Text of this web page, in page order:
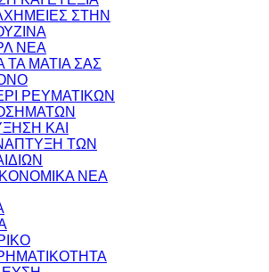
ΣΤΗΝ
ΝEA
ΤΑ ΜΑΤΙΑ ΣΑΣ
ΡΕΥΜΑΤΙΚΩΝ
ΚΑΙ
ΤΩΝ
ΝΕΑ